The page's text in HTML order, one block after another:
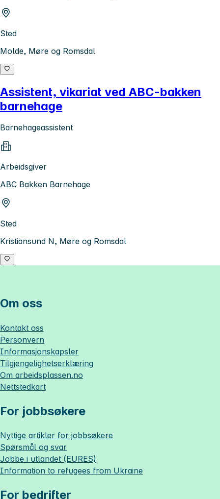
Sted
Molde, Møre og Romsdal
Assistent, vikariat ved ABC-bakken
barnehage
Barnehageassistent
Arbeidsgiver
ABC Bakken Barnehage
Sted
Kristiansund N, Møre og Romsdal
Om oss
Kontakt oss
Personvern
Informasjonskapsler
Tilgjengelighetserklæring
Om arbeidsplassen.no
Nettstedkart
For jobbsøkere
Nyttige artikler for jobbsøkere
Spørsmål og svar
Jobbe i utlandet (EURES)
Information to refugees from Ukraine
For bedrifter